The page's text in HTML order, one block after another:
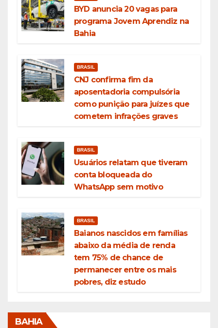
BYD anuncia 20 vagas para
programa Jovem Aprendiz na
Bahia
BRASIL
CNJ confirma fim da
aposentadoria compulsória
como punição para juízes que
cometem infrações graves
BRASIL
Usuários relatam que tiveram
conta bloqueada do
WhatsApp sem motivo
BRASIL
Baianos nascidos em famílias
abaixo da média de renda
tem 75% de chance de
permanecer entre os mais
pobres, diz estudo
BAHIA